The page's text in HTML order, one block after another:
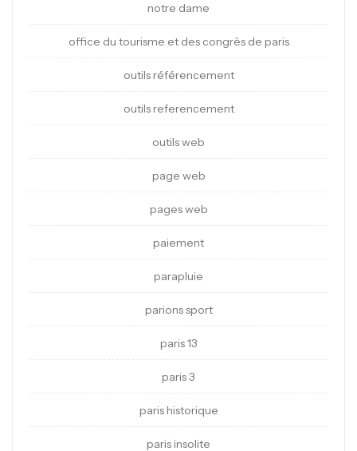
notre dame
office du tourisme et des congrès de paris
outils référencement
outils referencement
outils web
page web
pages web
paiement
parapluie
parions sport
paris 13
paris 3
paris historique
paris insolite